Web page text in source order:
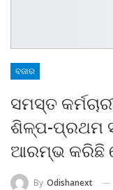
ବଜାର
ସମସ୍ତ
ଶିଳ୍ପ-ପ୍ରଥମ
ଆରମ୍ଭ କରିଛି
By Odishanext